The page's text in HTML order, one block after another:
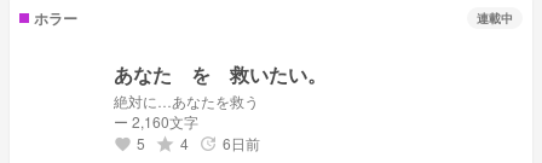
ホラー 連載中
あなた を 救いたい。
絶対に…あなたを救う
ー 2,160文字
favorite 5 grade 4 update 6日前